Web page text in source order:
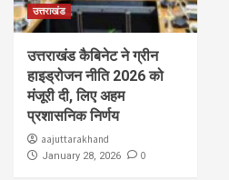
उत्तराखंड
उत्तराखंड कैबिनेट ने ग्रीन
हाइड्रोजन नीति 2026 को
मंजूरी दी, लिए अहम
प्रशासनिक निर्णय
aajuttarakhand
January 28, 2026 0